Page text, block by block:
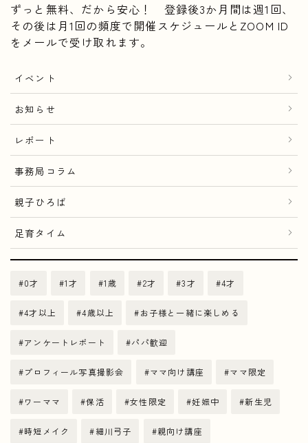
ずっと無料、だから安心！ 登録後3か月間は週1回、
その後は月1回の頻度で開催スケジュールとZOOM ID
をメールで受け取れます。
イベント
お知らせ
レポート
事務局コラム
親子ひろば
足育タイム
0才 1才 1歳 2才 3才 4才
4才以上 4歳以上 お子様と一緒に楽しめる
アンケートレポート パパ歓迎
プロフィール写真撮影会 ママ向け講座 ママ限定
ワーママ 保活 女性限定 妊娠中 新生児
時短メイク 細川弓子 親向け講座